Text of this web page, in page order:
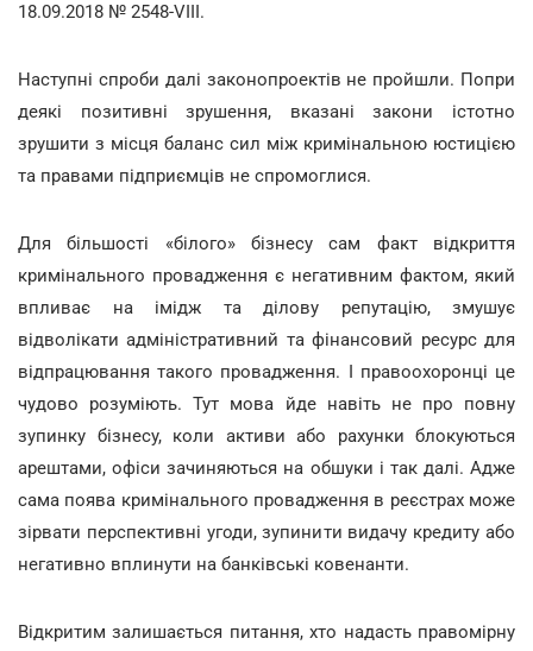
18.09.2018 № 2548-VIII.
Наступні спроби далі законопроектів не пройшли. Попри
деякі позитивні зрушення, вказані закони істотно
зрушити з місця баланс сил між кримінальною юстицією
та правами підприємців не спромоглися.
Для більшості «білого» бізнесу сам факт відкриття
кримінального провадження є негативним фактом, який
впливає на імідж та ділову репутацію, змушує
відволікати адміністративний та фінансовий ресурс для
відпрацювання такого провадження. І правоохоронці це
чудово розуміють. Тут мова йде навіть не про повну
зупинку бізнесу, коли активи або рахунки блокуються
арештами, офіси зачиняються на обшуки і так далі. Адже
сама поява кримінального провадження в реєстрах може
зірвати перспективні угоди, зупинити видачу кредиту або
негативно вплинути на банківські ковенанти.
Відкритим залишається питання, хто надасть правомірну